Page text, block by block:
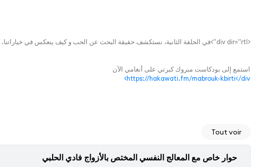
<div dir="rtl">في الحلقة الثانية، نستكشف حقيقة البحث عن الحب و كيف ينعكس في خياراتنا. هل فعلا اننا نختار من يسعدنا في العلاقات؟
استمع إلى بودكاست مبروك كبرتي على أنغامي الآن
https://hakawati.fm/mabrouk-kbirti</div>
Tout voir
حوار خاص مع المعالج النفسي المختص بالأزواج فادي الحلبي